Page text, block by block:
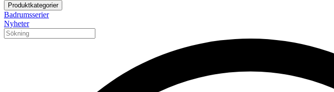
Produktkategorier
Badrumsserier
Nyheter